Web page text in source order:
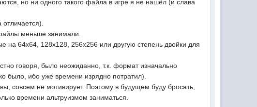
но ни одного такого файла в игре я не нашёл (и слава
меньше занимали.
64x64, 128x128, 256x256 или другую степень двойки для
говоря, было неожиданно, т.к. формат изначально
было, ибо уже времени изрядно потратил).
совсем не мотивирует. Поэтому в будущем буду бросать,
времени альтруизмом заниматься.